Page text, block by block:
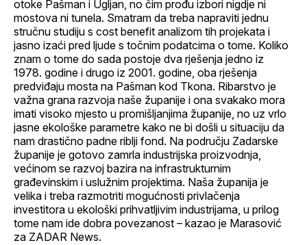
otoke Pašman i Ugljan, no čim prođu izbori nigdje ni
mostova ni tunela. Smatram da treba napraviti jednu
stručnu studiju s cost benefit analizom tih projekata i
jasno izaći pred ljude s točnim podatcima o tome. Koliko
znam o tome do sada postoje dva rješenja jedno iz
1978. godine i drugo iz 2001. godine, oba rješenja
predviđaju mosta na Pašman kod Tkona. Ribarstvo je
važna grana razvoja naše županije i ona svakako mora
imati visoko mjesto u promišljanjima županije, no uz vrlo
jasne ekološke parametre kako ne bi došli u situaciju da
nam drastično padne riblji fond. Na području Zadarske
županije je gotovo zamrla industrijska proizvodnja,
većinom se razvoj bazira na infrastrukturnim
građevinskim i uslužnim projektima. Naša županija je
velika i treba razmotriti mogućnosti privlačenja
investitora u ekološki prihvatljivim industrijama, u prilog
tome nam ide dobra povezanost – kazao je Marasović
za ZADAR News.